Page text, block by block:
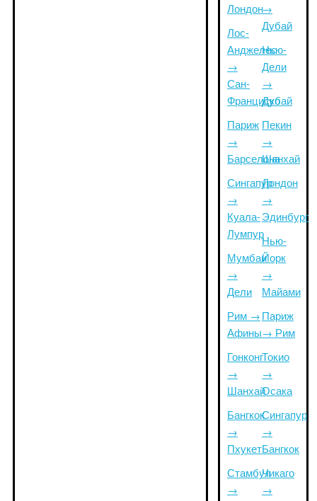
Лондон
Лос-
Анджелес
→
Сан-
Франциско
Париж
→
Барселона
Сингапур
→
Куала-
Лумпур
Мумбаи
→
Дели
Рим →
Афины
Гонконг
→
Шанхай
Бангкок
→
Пхукет
Стамбул
→
→
Дубай
Нью-
Дели
→
Дубай
Пекин
→
Шанхай
Лондон
→
Эдинбург
Нью-
Йорк
→
Майами
Париж
→ Рим
Токио
→
Осака
Сингапур
→
Бангкок
Чикаго
→